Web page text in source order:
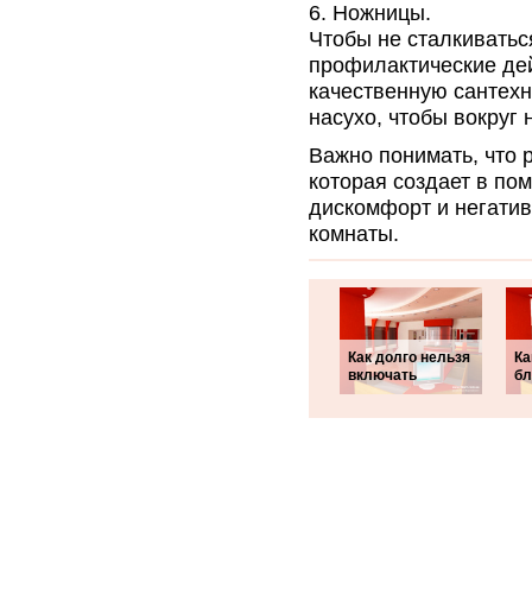
Ножницы.
Чтобы не
профилактические
качественную
насухо, чтобы вокруг
Важно понимать, что
которая создает в
дискомфорт и
комнаты.
Как долго нельзя
включать